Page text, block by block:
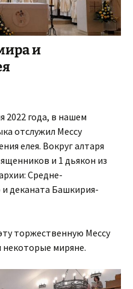
и
2022 года, в нашем
отслужил Мессу
елея. Вокруг алтаря
и 1 дьякон из
Средне-
и деканата Башкирия-
торжественную Мессу
некоторые миряне.